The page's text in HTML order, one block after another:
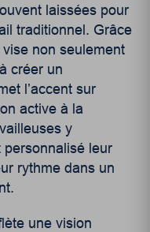
laissées pour
traditionnel. Grâce
non seulement
créer un
l’accent sur
active à la
y
personnalisé leur
rythme dans un
une vision